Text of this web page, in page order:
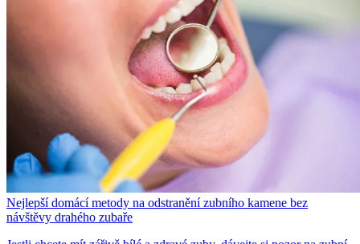
Nejlepší domácí metody na odstranění zubního kamene bez
návštěvy drahého zubaře